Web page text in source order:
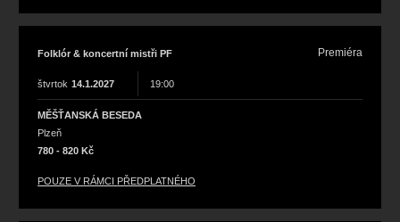
Folklór & koncertní mistři PF Premiéra
štvrtok 14.1.2027 19:00
MĚŠŤANSKÁ BESEDA
Plzeň
780 - 820 Kč
POUZE V RÁMCI PŘEDPLATNÉHO